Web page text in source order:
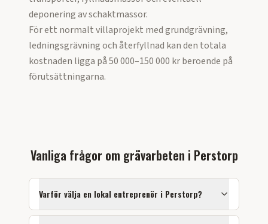
deponering av schaktmassor.
För ett normalt villaprojekt med grundgrävning,
ledningsgrävning och återfyllnad kan den totala
kostnaden ligga på 50 000–150 000 kr beroende på
förutsättningarna.
Vanliga frågor om grävarbeten i Perstorp
Varför välja en lokal entreprenör i Perstorp?